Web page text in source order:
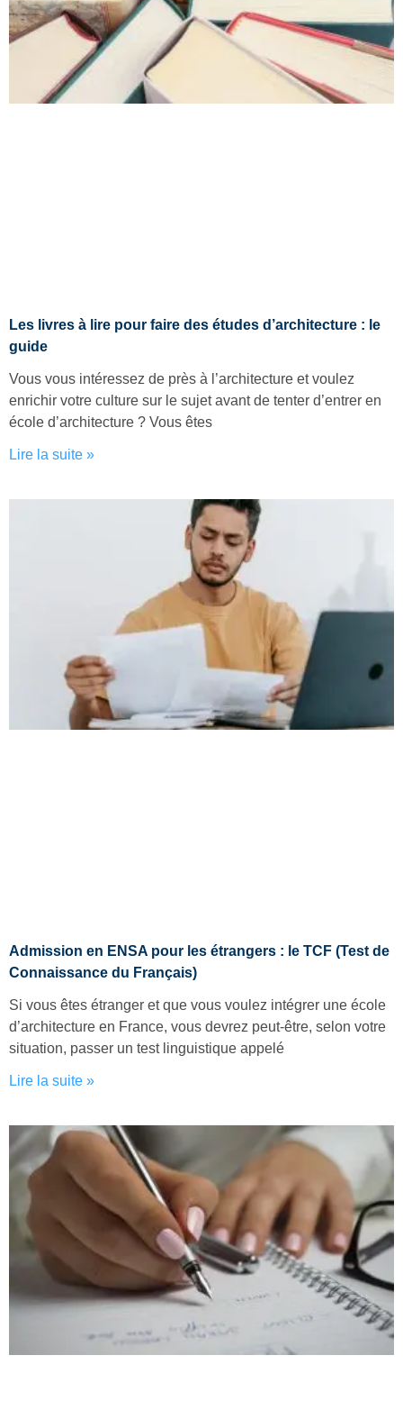
Les livres à lire pour faire des études d’architecture : le
guide
Vous vous intéressez de près à l’architecture et voulez
enrichir votre culture sur le sujet avant de tenter d’entrer en
école d’architecture ? Vous êtes
Lire la suite »
Admission en ENSA pour les étrangers : le TCF (Test de
Connaissance du Français)
Si vous êtes étranger et que vous voulez intégrer une école
d’architecture en France, vous devrez peut-être, selon votre
situation, passer un test linguistique appelé
Lire la suite »